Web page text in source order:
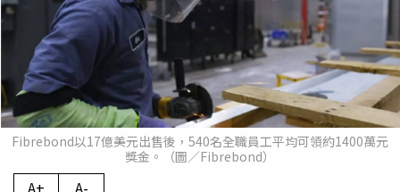
Fibrebond以17億美元出售後，540名全職員工平均可領約1400萬元
獎金。（圖／Fibrebond）
A+ A-